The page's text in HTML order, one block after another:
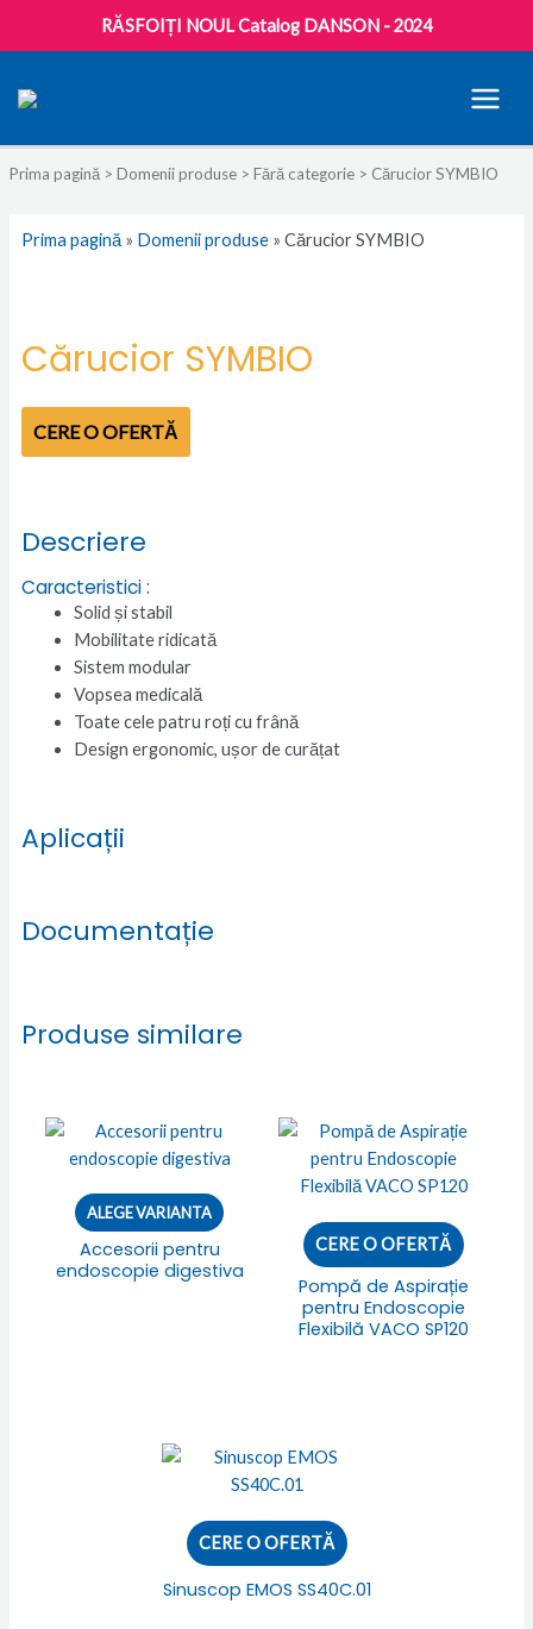
RĂSFOIȚI NOUL Catalog DANSON - 2024
Prima pagină> Domenii produse> Fără categorie> Cărucior SYMBIO
Prima pagină» Domenii produse» Cărucior SYMBIO
Cărucior SYMBIO
CERE O OFERTĂ
Descriere
Caracteristici :
Solid și stabil
Mobilitate ridicată
Sistem modular
Vopsea medicală
Toate cele patru roți cu frână
Design ergonomic, ușor de curățat
Aplicații
Documentație
Produse similare
ALEGE VARIANTA
Accesorii pentru
endoscopie digestiva
CERE O OFERTĂ
Pompă de Aspirație
pentru Endoscopie
Flexibilă VACO SP120
CERE O OFERTĂ
Sinuscop EMOS SS40C.01